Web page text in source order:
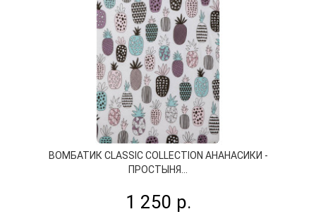
ВОМБАТИК CLASSIC COLLECTION АНАНАСИКИ -
ПРОСТЫНЯ...
1 250 р.